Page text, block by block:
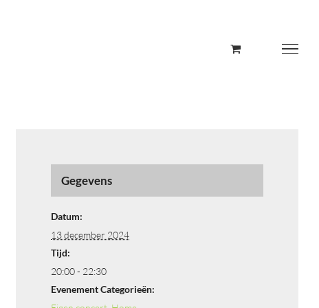
Gegevens
Datum:
13 december 2024
Tijd:
20:00 - 22:30
Evenement Categorieën: